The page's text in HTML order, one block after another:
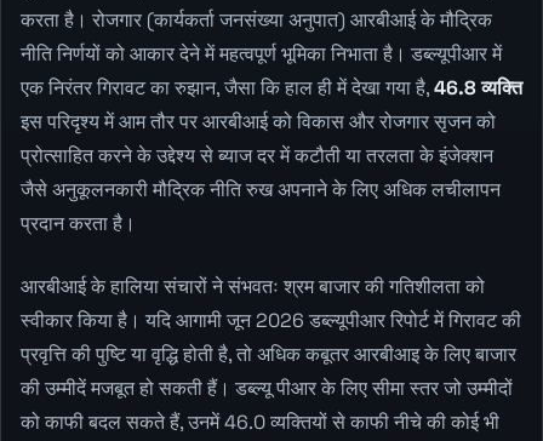
करता है। रोजगार (कार्यकर्ता जनसंख्या अनुपात) आरबीआई के मौद्रिक
नीति निर्णयों को आकार देने में महत्वपूर्ण भूमिका निभाता है। डब्ल्यूपीआर में
एक निरंतर गिरावट का रुझान, जैसा कि हाल ही में देखा गया है,46.8 व्यक्ति
इस परिदृश्य में आम तौर पर आरबीआई को विकास और रोजगार सृजन को
प्रोत्साहित करने के उद्देश्य से ब्याज दर में कटौती या तरलता के इंजेक्शन
जैसे अनुकूलनकारी मौद्रिक नीति रुख अपनाने के लिए अधिक लचीलापन
प्रदान करता है।
आरबीआई के हालिया संचारों ने संभवतः श्रम बाजार की गतिशीलता को
स्वीकार किया है। यदि आगामी जून 2026 डब्ल्यूपीआर रिपोर्ट में गिरावट की
प्रवृत्ति की पुष्टि या वृद्धि होती है, तो अधिक कबूतर आरबीआइ के लिए बाजार
की उम्मीदें मजबूत हो सकती हैं। डब्ल्यू पीआर के लिए सीमा स्तर जो उम्मीदों
को काफी बदल सकते हैं, उनमें 46.0 व्यक्तियों से काफी नीचे की कोई भी